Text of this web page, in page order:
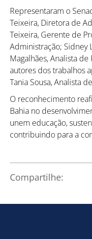
Representaram o
Teixeira, Diretora de
Teixeira, Gerente de
Administração; Sidney
Magalhães, Analista
autores dos trabalhos
Tania Sousa, Analista
O reconhecimento
Bahia no
unem educação,
contribuindo para a
Compartilhe: